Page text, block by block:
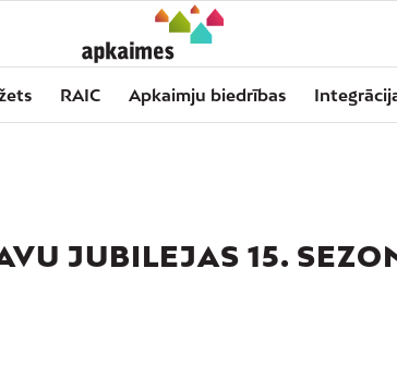
RAIC Apkaimju biedrības
JUBILEJAS 15.